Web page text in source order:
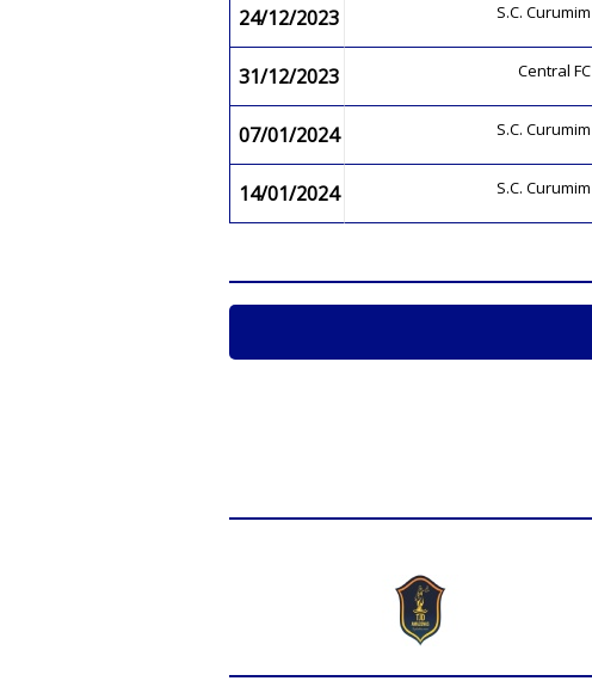
24/12/2023 S.C. Curumim
31/12/2023 Central FC
07/01/2024 S.C. Curumim
14/01/2024 S.C. Curumim